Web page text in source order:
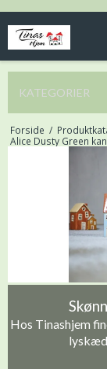
KATEGORIER
Forside /
Alice Dusty Green
Hos Tinashjem